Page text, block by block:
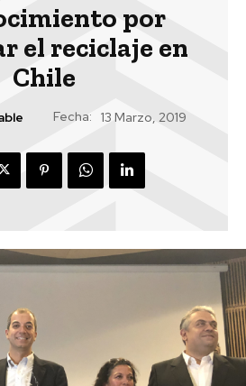
por
el reciclaje en
Chile
Fecha: 13 Marzo, 2019